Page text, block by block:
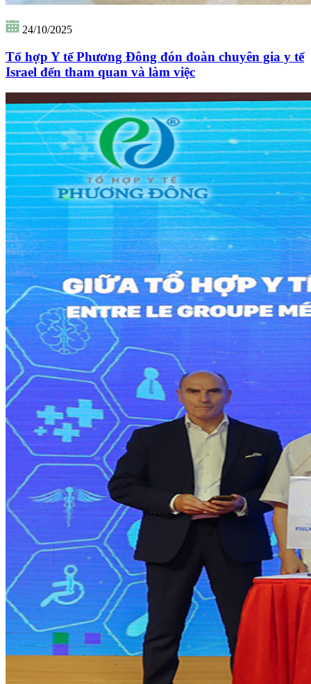
24/10/2025
Tổ hợp Y tế Phương Đông đón đoàn chuyên gia y tế
Israel đến tham quan và làm việc